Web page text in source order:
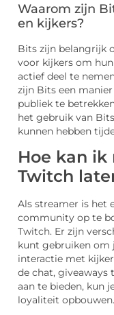
Waarom zijn
en kijkers?
Bits zijn belangrijk
voor kijkers om
actief deel te
zijn Bits een
publiek te
het gebruik van
kunnen hebben
Hoe kan
Twitch
Als streamer is het
community op te
Twitch. Er zijn
kunt gebruiken om
interactie met
de chat, giveaways
aan te bieden, kun
loyaliteit opbouwen.